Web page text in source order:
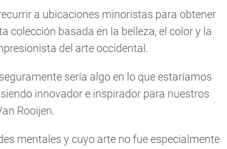
a ubicaciones minoristas para obtener
colección basada en la belleza, el color y la
del arte occidental.
sería algo en lo que estaríamos
innovador e inspirador para nuestros
Rooijen.
mentales y cuyo arte no fue especialmente